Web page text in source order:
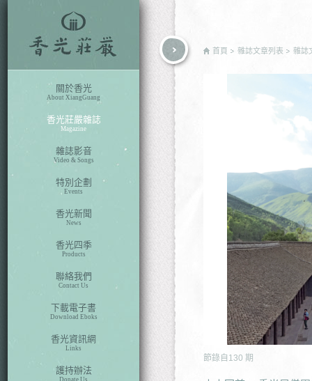
關於香光
About XiangGuang
香光莊嚴雜誌
Magazine
雜誌影音
Video & Songs
特別企劃
Events
香光新聞
News
香光四季
Products
聯絡我們
Contact Us
下載電子書
Download Eboks
香光資訊網
Links
護持辦法
Donate Us
首頁 雜誌文章列表 雜誌
節錄自 130 期